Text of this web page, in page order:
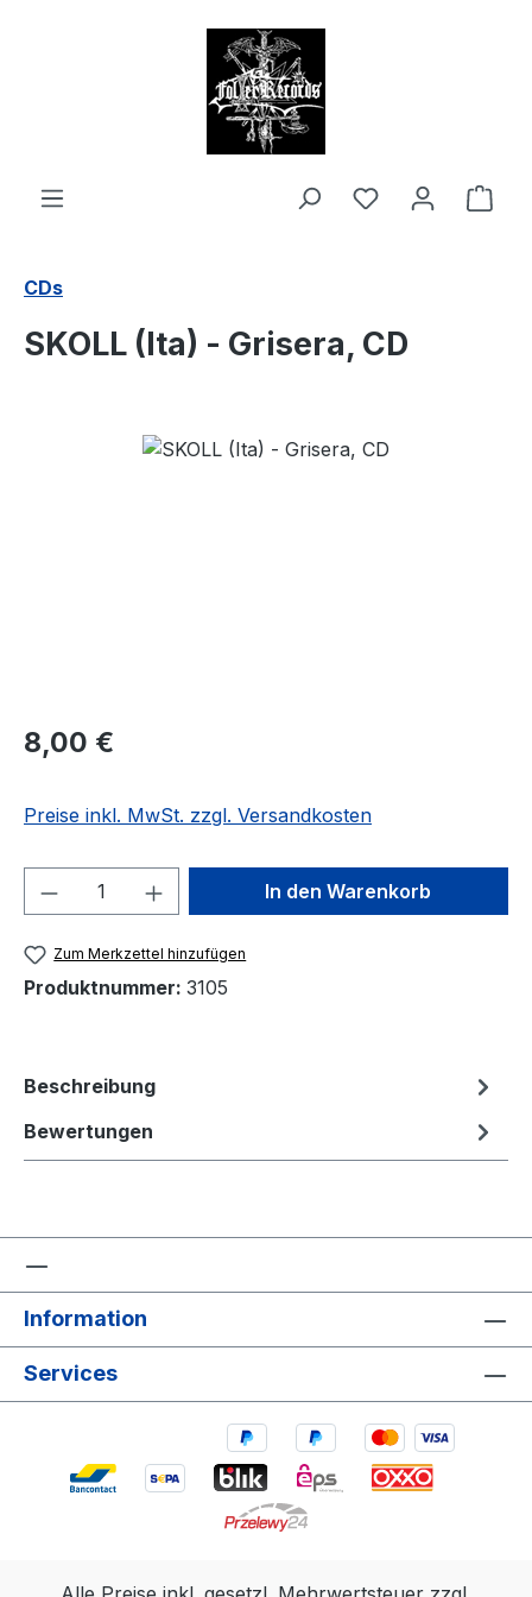
CDs
SKOLL (Ita) - Grisera, CD
Bildergalerie überspringen
Regulärer Preis:
8,00 €
Preise inkl. MwSt. zzgl. Versandkosten
Produkt Anzahl: Gib denIn den Warenkorb
Zum Merkzettel hinzufügen
Produktnummer: 3105
Beschreibung
Bewertungen
Information
Services